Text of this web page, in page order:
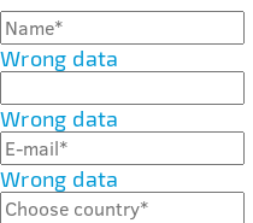
Wrong data
Wrong data
Wrong data